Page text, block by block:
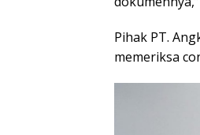
Pihak PT.
memeriksa